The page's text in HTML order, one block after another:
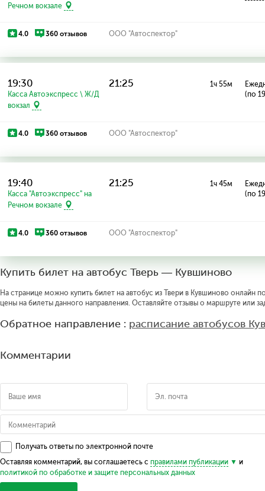
Речном вокзале
4.0 360 отзывов ООО "Автоспектор"
19:30
Касса Автоэкспресс \ Ж/Д
вокзал
21:25 1ч 55м
(по
4.0 360 отзывов ООО "Автоспектор"
19:40
Касса "Автоэкспресс" на
Речном вокзале
21:25 1ч 45м
(по
4.0 360 отзывов ООО "Автоспектор"
Купить билет на автобус Тверь — Кувшиново
На странице можно купить билет на автобус из Твери в Кувшиново онлайн
цены на билеты данного направления. Оставляйте отзывы о маршруте или
Обратное направление : расписание автобусов
Комментарии
Получать ответы по электронной почте
Оставляя комментарий, вы соглашаетесь с правилами публикации
и
политикой по обработке и защите персональных данных